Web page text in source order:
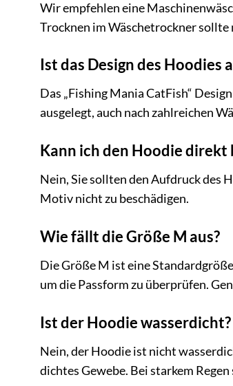
Wir empfehlen eine
Trocknen im Wäschetrockner sollte
Ist das Design des
Das „Fishing Mania CatFish“
ausgelegt, auch nach zahlreichen
Kann ich den Hoodie direkt
Nein, Sie sollten den Aufdruck des
Motiv nicht zu beschädigen.
Wie fällt die Größe M aus?
Die Größe M ist eine
um die Passform zu überprüfen.
Ist der Hoodie wasserdicht?
Nein, der Hoodie ist nicht
dichtes Gewebe. Bei starkem